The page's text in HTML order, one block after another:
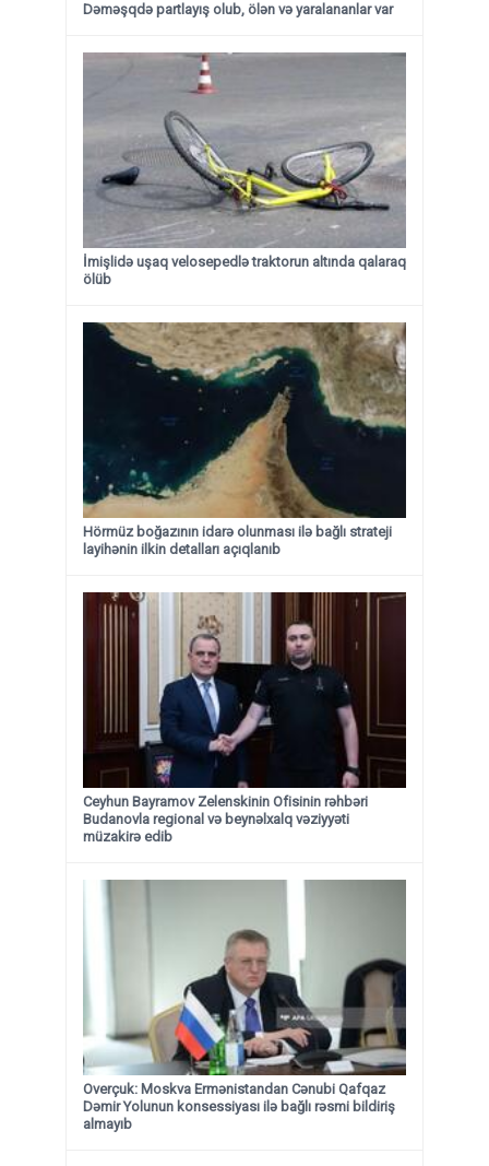
Dəməşqdə partlayış olub, ölən və yaralananlar var
İmişlidə uşaq velosepedlə traktorun altında qalaraq
ölüb
Hörmüz boğazının idarə olunması ilə bağlı strateji
layihənin ilkin detalları açıqlanıb
Ceyhun Bayramov Zelenskinin Ofisinin rəhbəri
Budanovla regional və beynəlxalq vəziyyəti
müzakirə edib
Overçuk: Moskva Ermənistandan Cənubi Qafqaz
Dəmir Yolunun konsessiyası ilə bağlı rəsmi bildiriş
almayıb